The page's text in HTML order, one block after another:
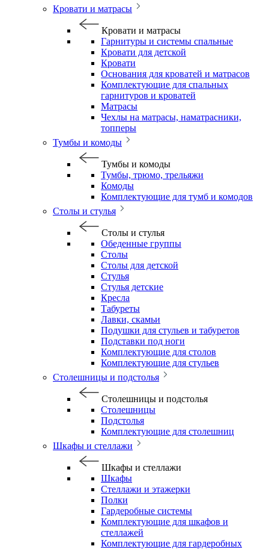
Кровати и матрасы
Кровати и матрасы
Гарнитуры и системы спальные
Кровати для детской
Кровати
Основания для кроватей и матрасов
Комплектующие для спальных
гарнитуров и кроватей
Матрасы
Чехлы на матрасы, наматрасники,
топперы
Тумбы и комоды
Тумбы и комоды
Тумбы, трюмо, трельяжи
Комоды
Комплектующие для тумб и комодов
Столы и стулья
Столы и стулья
Обеденные группы
Столы
Столы для детской
Стулья
Стулья детские
Кресла
Табуреты
Лавки, скамьи
Подушки для стульев и табуретов
Подставки под ноги
Комплектующие для столов
Комплектующие для стульев
Столешницы и подстолья
Столешницы и подстолья
Столешницы
Подстолья
Комплектующие для столешниц
Шкафы и стеллажи
Шкафы и стеллажи
Шкафы
Стеллажи и этажерки
Полки
Гардеробные системы
Комплектующие для шкафов и
стеллажей
Комплектующие для гардеробных